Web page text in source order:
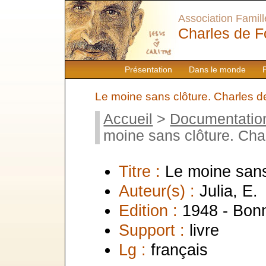
Présentation Dans le monde
Association
Charles de
Le moine sans clôture. Charles
Accueil >
moine sans clôture.
Titre : Le moine
Auteur(s) : Julia, E.
Edition : 1948 -
Support : livre
Lg : français